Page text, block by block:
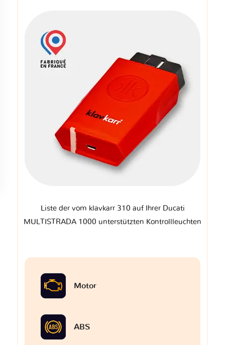
Liste der vom klavkarr 310 auf Ihrer Ducati
MULTISTRADA 1000 unterstützten Kontrollleuchten
Motor
ABS